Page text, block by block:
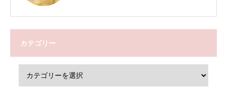
カテゴリー